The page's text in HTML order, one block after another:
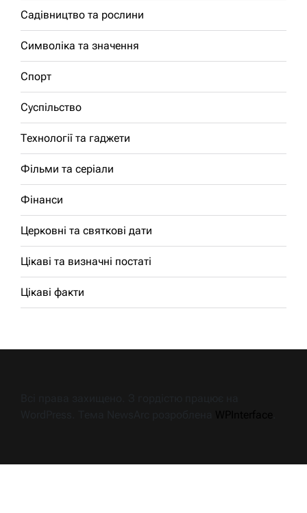
Садівництво та рослини
Символіка та значення
Спорт
Суспільство
Технології та гаджети
Фільми та серіали
Фінанси
Церковні та святкові дати
Цікаві та визначні постаті
Цікаві факти